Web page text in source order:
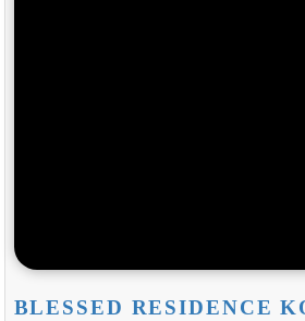
BLESSED RESIDENCE